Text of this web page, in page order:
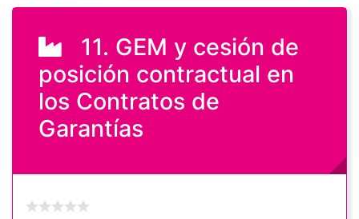
11. GEM y cesión de
posición contractual en
los Contratos de
Garantías